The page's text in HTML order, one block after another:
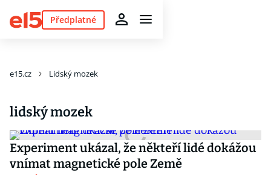
Předplatné
e15.cz Lidský mozek
lidský mozek
Experiment ukázal, že někteří lidé dokážou
vnímat magnetické pole Země